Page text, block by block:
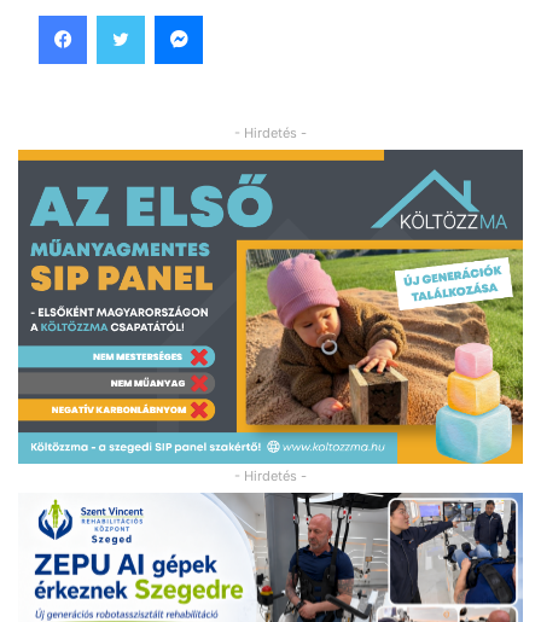
- Hirdetés -
- Hirdetés -